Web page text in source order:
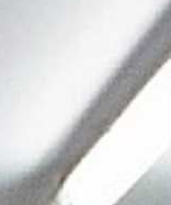
lado nos vários
do
que
de ...